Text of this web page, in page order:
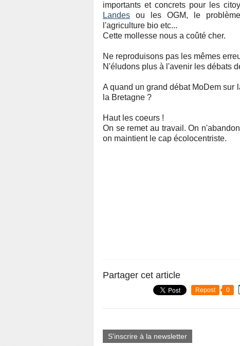
importants et concrets pour les
Landes ou les OGM, le
l'agriculture bio etc...
Cette mollesse nous a coûté cher.
Ne reproduisons pas les mêmes
N'éludons plus à l'avenir les débats
A quand un grand débat MoDem sur
la Bretagne ?
Haut les coeurs !
On se remet au travail. On
on maintient le cap écolocentriste.
Partager cet article
Repost 0
S'inscrire à la newsletter